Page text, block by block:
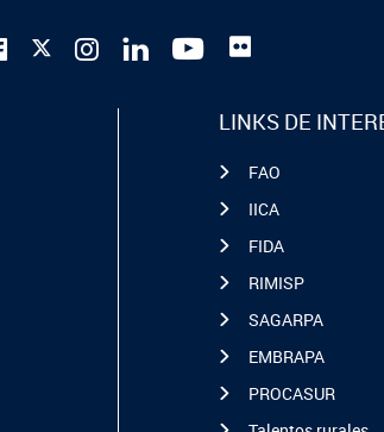
LINKS DE
FAO
IICA
FIDA
RIMISP
SAGARPA
EMBRAPA
PROCASUR